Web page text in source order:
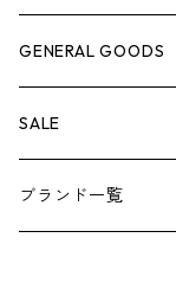
ケミカル
その他
冬季用品
その他
クーラーボックス
ナイフ
車外グッズ
芳香剤
トップス
ボトムス
アンダーウェア
GENERAL GOODS
ウォレット
エアーフレッシュナ
SALE
ブランド一覧